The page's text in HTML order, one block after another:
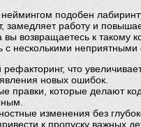
подобен
замедляет работу и
вы возвращаетесь к такому
с несколькими
что
новых ошибок.
правки, которые делают
изменения без
к пропуску важных